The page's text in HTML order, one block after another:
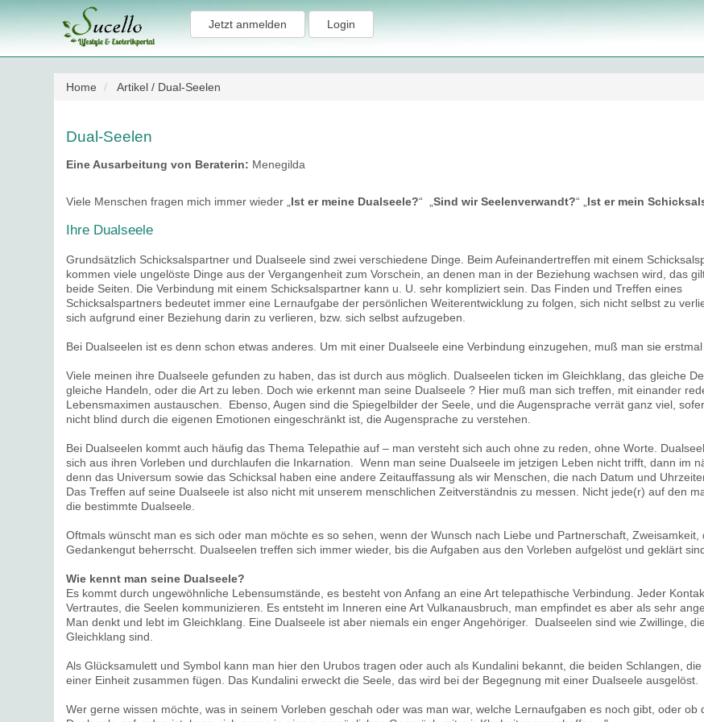
Jetzt anmelden Login
Home Artikel / Dual-Seelen
Dual-Seelen
Eine Ausarbeitung von Beraterin: Menegilda
Viele Menschen fragen mich immer wieder „ Ist er meine Dualseele?“ „Sind wir Seelenverwandt?“ „ Ist er mein
Ihre Dualseele
Grundsätzlich Schicksalspartner und Dualseele sind zwei verschiedene Dinge. Beim Aufeinandertreffen mit einem
kommen viele ungelöste Dinge aus der Vergangenheit zum Vorschein, an denen man in der Beziehung wachsen wird, das
beide Seiten. Die Verbindung mit einem Schicksalspartner kann u. U. sehr kompliziert sein. Das Finden und Treffen eines
Schicksalspartners bedeutet immer eine Lernaufgabe der persönlichen Weiterentwicklung zu folgen, sich nicht selbst zu
sich aufgrund einer Beziehung darin zu verlieren, bzw. sich selbst aufzugeben.
Bei Dualseelen ist es denn schon etwas anderes. Um mit einer Dualseele eine Verbindung einzugehen, muß man sie erstmal
Viele meinen ihre Dualseele gefunden zu haben, das ist durch aus möglich. Dualseelen ticken im Gleichklang, das gleiche
gleiche Handeln, oder die Art zu leben. Doch wie erkennt man seine Dualseele ? Hier muß man sich treffen, mit einander
Lebensmaximen austauschen. Ebenso, Augen sind die Spiegelbilder der Seele, und die Augensprache verrät ganz viel,
nicht blind durch die eigenen Emotionen eingeschränkt ist, die Augensprache zu verstehen.
Bei Dualseelen kommt auch häufig das Thema Telepathie auf – man versteht sich auch ohne zu reden, ohne Worte.
sich aus ihren Vorleben und durchlaufen die Inkarnation. Wenn man seine Dualseele im jetzigen Leben nicht trifft, dann im
denn das Universum sowie das Schicksal haben eine andere Zeitauffassung als wir Menschen, die nach Datum und
Das Treffen auf seine Dualseele ist also nicht mit unserem menschlichen Zeitverständnis zu messen. Nicht jede(r) auf den
die bestimmte Dualseele.
Oftmals wünscht man es sich oder man möchte es so sehen, wenn der Wunsch nach Liebe und Partnerschaft, Zweisamkeit,
Gedankengut beherrscht. Dualseelen treffen sich immer wieder, bis die Aufgaben aus den Vorleben aufgelöst und geklärt
Wie kennt man seine Dualseele?
Es kommt durch ungewöhnliche Lebensumstände, es besteht von Anfang an eine Art telepathische Verbindung. Jeder
Vertrautes, die Seelen kommunizieren. Es entsteht im Inneren eine Art Vulkanausbruch, man empfindet es aber als sehr
Man denkt und lebt im Gleichklang. Eine Dualseele ist aber niemals ein enger Angehöriger. Dualseelen sind wie Zwillinge,
Gleichklang sind.
Als Glücksamulett und Symbol kann man hier den Urubos tragen oder auch als Kundalini bekannt, die beiden Schlangen, die
einer Einheit zusammen fügen. Das Kundalini erweckt die Seele, das wird bei der Begegnung mit einer Dualseele ausgelöst.
Wer gerne wissen möchte, was in seinem Vorleben geschah oder was man war, welche Lernaufgaben es noch gibt, oder ob